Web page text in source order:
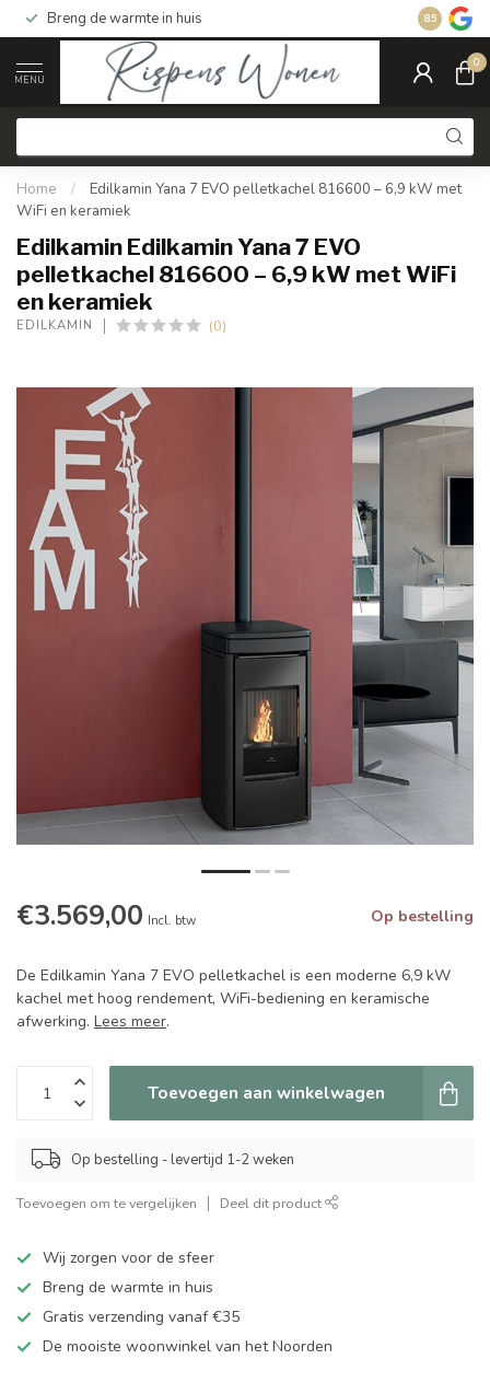
Breng de warmte in huis Gratis
8.5
MENU
0
Home /
Edilkamin Yana 7 EVO pelletkachel 816600 – 6,9 kW met
WiFi en keramiek
Edilkamin Edilkamin Yana 7 EVO
pelletkachel 816600 – 6,9 kW met WiFi
en keramiek
EDILKAMIN (0)
€3.569,00 Incl. btw Op bestelling
De Edilkamin Yana 7 EVO pelletkachel is een moderne 6,9 kW
kachel met hoog rendement, WiFi-bediening en keramische
afwerking. Lees meer.
Toevoegen aan winkelwagen
Op bestelling - levertijd 1-2 weken
Toevoegen om te vergelijken Deel dit product
Wij zorgen voor de sfeer
Breng de warmte in huis
Gratis verzending vanaf €35
De mooiste woonwinkel van het Noorden